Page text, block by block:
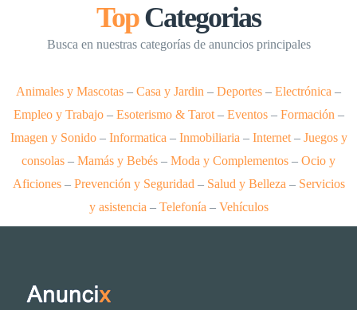
TopCategorias
Busca en nuestras categorías de anuncios principales
Animales y Mascotas – Casa y Jardin – Deportes – Electrónica –
Empleo y Trabajo– Esoterismo & Tarot– Eventos– Formación –
Imagen y Sonido– Informatica – Inmobiliaria – Internet– Juegos y
consolas – Mamás y Bebés – Moda y Complementos – Ocio y
Aficiones– Prevención y Seguridad – Salud y Belleza – Servicios
y asistencia – Telefonía – Vehículos